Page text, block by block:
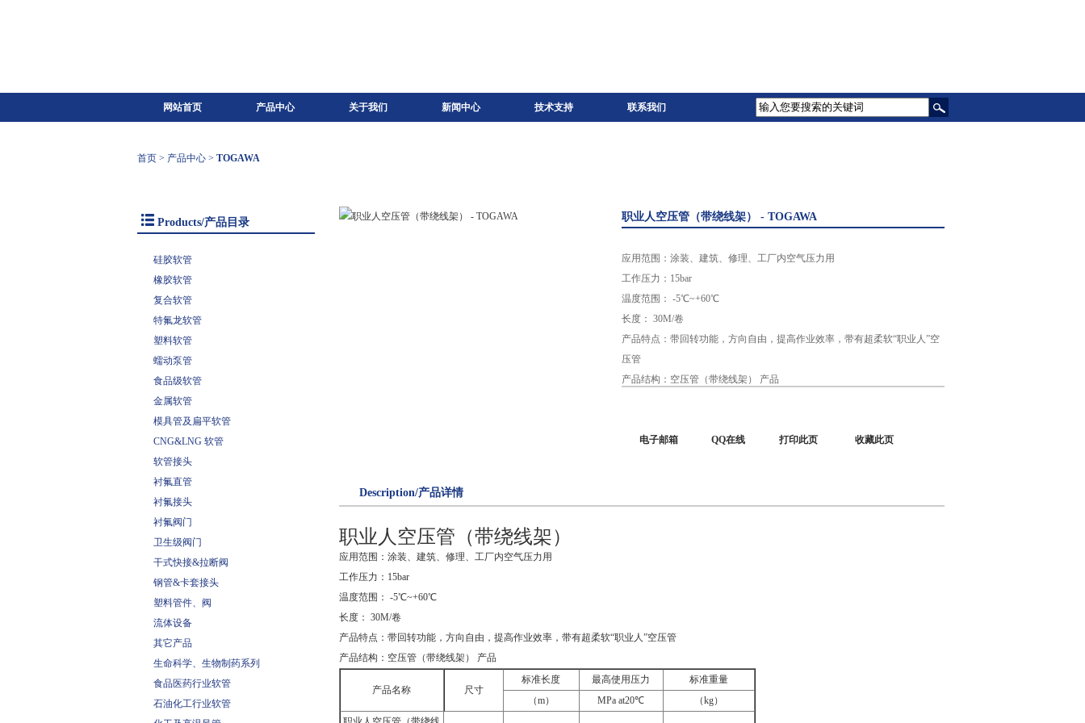
网站首页 产品中心 关于我们 新闻中心 技术支持 联系我们
首页> 产品中心> TOGAWA
Products/产品目录
硅胶软管
橡胶软管
复合软管
特氟龙软管
塑料软管
蠕动泵管
食品级软管
金属软管
模具管及扁平软管
CNG&LNG 软管
软管接头
衬氟直管
衬氟接头
衬氟阀门
卫生级阀门
干式快接&拉断阀
钢管&卡套接头
塑料管件、阀
流体设备
其它产品
生命科学、生物制药系列
食品医药行业软管
石油化工行业软管
职业人空压管（带绕线架） - TOGAWA
应用范围：涂装、建筑、修理、工厂内空气压力用
工作压力：15bar
温度范围： -5℃~+60℃
长度： 30M/卷
产品特点：带回转功能，方向自由，提高作业效率，带有超柔软“职业人”空
压管
产品结构：空压管（带绕线架） 产品
电子邮箱 QQ在线 打印此页 收藏此页
Description/产品详情
职业人空压管（带绕线架）
应用范围：涂装、建筑、修理、工厂内空气压力用
工作压力：15bar
温度范围： -5℃~+60℃
长度： 30M/卷
产品特点：带回转功能，方向自由，提高作业效率，带有超柔软“职业人”空压管
产品结构：空压管（带绕线架） 产品
产品名称 尺寸
标准长度 最高使用压力
标准重量
（m） MPa at20℃ （kg）